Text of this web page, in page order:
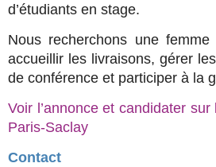
d’étudiants en stage.
Nous recherchons une
accueillir les livraisons, gérer
de conférence et participer à la
Voir l’annonce et candidater sur
Paris-Saclay
Contact